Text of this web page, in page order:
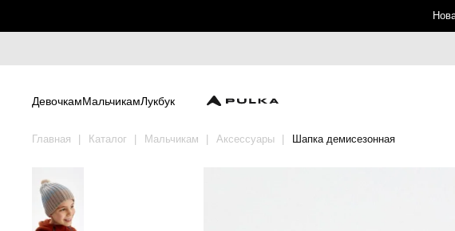
ДевочкамМальчикамЛукбук
Главная Каталог Мальчикам Аксессуары Шапка демисезонная